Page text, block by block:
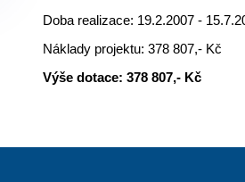
Doba realizace: 19.2.2007 -
Náklady projektu: 378 807,- Kč
Výše dotace: 378 807,- Kč